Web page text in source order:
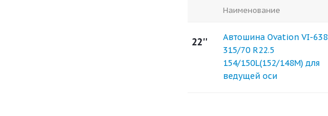
Наименование
22''
Автошина Ovation VI-638
315/70 R22.5
154/150L(152/148M) для
ведущей оси